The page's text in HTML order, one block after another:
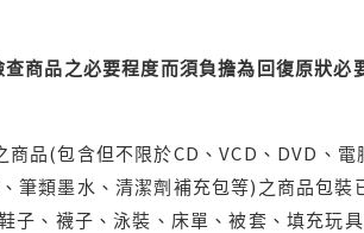
商品之必要程度而須負擔為回復原狀
品(包含但不限於CD、VCD、DVD、
筆類墨水、清潔劑補充包等)之商品包
、襪子、泳裝、床單、被套、填充玩